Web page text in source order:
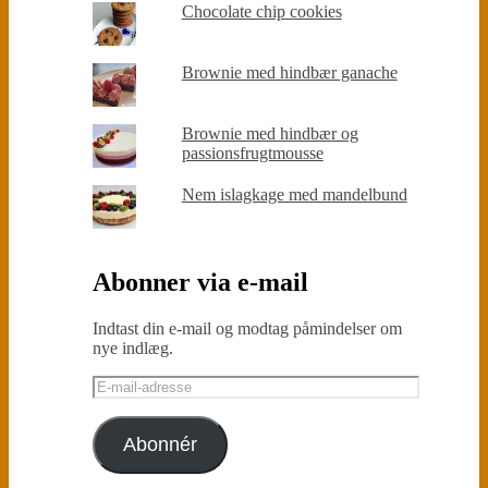
Chocolate chip cookies
Brownie med hindbær ganache
Brownie med hindbær og
passionsfrugtmousse
Nem islagkage med mandelbund
Abonner via e-mail
Indtast din e-mail og modtag påmindelser om
nye indlæg.
E-
mail-
adresse
Abonnér